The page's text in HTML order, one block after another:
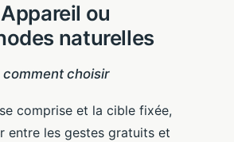
Appareil ou
naturelles
comment choisir
comprise et la cible fixée,
entre les gestes gratuits et